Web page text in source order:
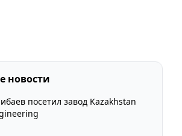
новости
посетил завод Kazakhstan